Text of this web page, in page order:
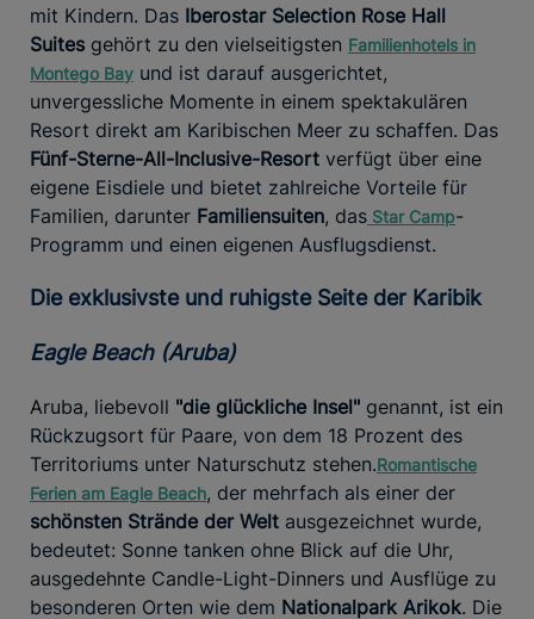
mit Kindern. Das Iberostar Selection Rose Hall
Suites gehört zu den vielseitigsten Familienhotels in
Montego Bay und ist darauf ausgerichtet,
unvergessliche Momente in einem spektakulären
Resort direkt am Karibischen Meer zu schaffen. Das
Fünf-Sterne-All-Inclusive-Resort verfügt über eine
eigene Eisdiele und bietet zahlreiche Vorteile für
Familien, darunter Familiensuiten, das StarCamp-
Programm und einen eigenen Ausflugsdienst.
Die exklusivste und ruhigste Seite der Karibik
Eagle Beach (Aruba)
Aruba, liebevoll "die glückliche Insel" genannt, ist ein
Rückzugsort für Paare, von dem 18 Prozent des
Territoriums unter Naturschutz stehen.Romantische
Ferien am Eagle Beach, der mehrfach als einer der
schönsten Strände der Welt ausgezeichnet wurde,
bedeutet: Sonne tanken ohne Blick auf die Uhr,
ausgedehnte Candle-Light-Dinners und Ausflüge zu
besonderen Orten wie dem Nationalpark Arikok. Die